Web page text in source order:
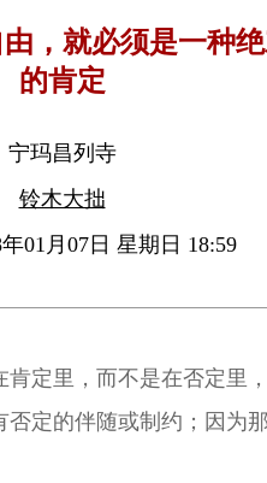
，就必须是一种
的肯定
宁玛昌列寺
铃木大拙
01月07日 星期日 18:59
定里，而不是在否定里
定的伴随或制约；因为